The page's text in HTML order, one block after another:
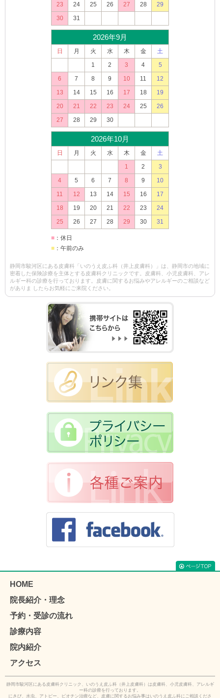
23
24 25 26 27 28
29
30
31
2026年9月
日 月 火 水 木 金
土
1
2 3 4
5
6
7 8 9 10 11
12
13
14 15 16 17 18
19
20
21 22 23 24 25
26
27
28 29 30
2026年10月
日 月 火 水 木 金
土
1
2
3
4
5 6 7 8 9
10
11
12 13 14 15 16
17
18
19 20 21 22 23
24
25
26 27 28 29 30 31
■ ：休日
■ ：午前のみ
静岡市駿河区にある皮膚科「いのうえ皮ふ科（井上皮膚科）」は、静岡市の地域に
密着した保険診療を主体とする皮膚科クリニックです。皮膚科、小児皮膚科、アレ
ルギー科の診療を行っております。皮膚に関するお悩みやアレルギーのご相談など
がありま したらお気軽にご来院ください。
HOME
院長紹介・理念
予約・受診の流れ
診療内容
院内紹介
アクセス
静岡市駿河区にある皮膚科クリニック、いのうえ皮ふ科（井上皮膚科）は皮膚科、小児皮膚科、アレルギ
ー科の診療を行っております。
にきび、水虫、アトピー、ビオチン治療など、皮膚に関するお悩み事はいのうえ皮ふ科にご相談くださ